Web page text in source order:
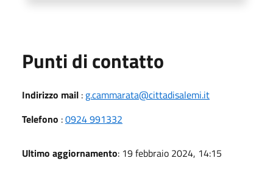
Punti di contatto
Indirizzo mail : g.cammarata@cittadisalemi.it
Telefono :0924 991332
Ultimo aggiornamento: 19 febbraio 2024, 14:15